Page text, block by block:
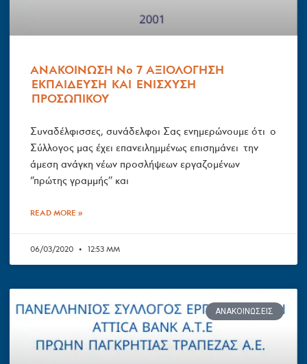
ΑΝΑΚΟΙΝΩΣΗ Νο 7 ΑΞΙΟΛΟΓΗΣΗ
ΕΚΠΑΙΔΕΥΣΗ ΚΑΙ ΕΝΙΣΧΥΣΗ
ΠΡΟΣΩΠΙΚΟΥ
Συναδέλφισσες, συνάδελφοι Σας ενημερώνουμε ότι ο
Σύλλογος μας έχει επανειλημμένως επισημάνει την
άμεση ανάγκη νέων προσλήψεων εργαζομένων
‘’πρώτης γραμμής’’ και
READ MORE »
06/03/2020 12:53 ΜΜ
ΑΝΑΚΟΙΝΏΣΕΙΣ